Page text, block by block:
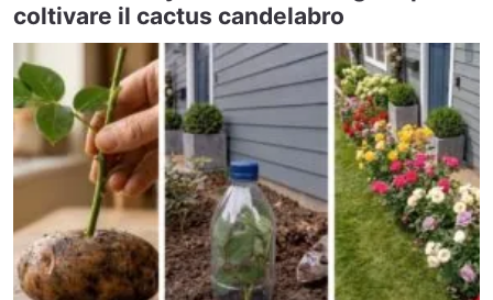
coltivare il cactus candelabro